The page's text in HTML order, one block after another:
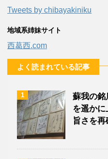
Tweets by chibayakiniku
地域系姉妹サイト
西葛西.com
よく読まれている記事
1
蘇我の銘
を遥か
旨さを再